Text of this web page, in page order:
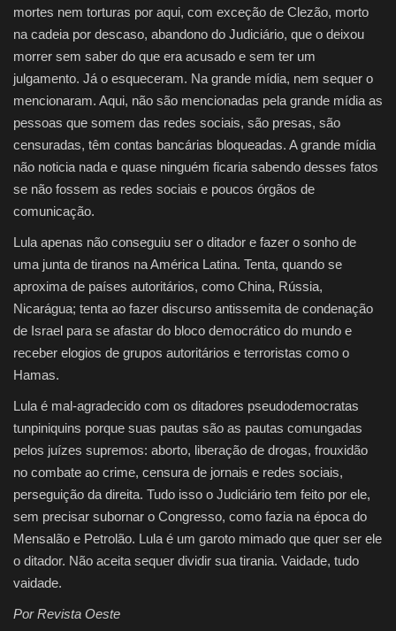
mortes nem torturas por aqui, com exceção de Clezão, morto
na cadeia por descaso, abandono do Judiciário, que o deixou
morrer sem saber do que era acusado e sem ter um
julgamento. Já o esqueceram. Na grande mídia, nem sequer o
mencionaram. Aqui, não são mencionadas pela grande mídia as
pessoas que somem das redes sociais, são presas, são
censuradas, têm contas bancárias bloqueadas. A grande mídia
não noticia nada e quase ninguém ficaria sabendo desses fatos
se não fossem as redes sociais e poucos órgãos de
comunicação.
Lula apenas não conseguiu ser o ditador e fazer o sonho de
uma junta de tiranos na América Latina. Tenta, quando se
aproxima de países autoritários, como China, Rússia,
Nicarágua; tenta ao fazer discurso antissemita de condenação
de Israel para se afastar do bloco democrático do mundo e
receber elogios de grupos autoritários e terroristas como o
Hamas.
Lula é mal-agradecido com os ditadores pseudodemocratas
tunpiniquins porque suas pautas são as pautas comungadas
pelos juízes supremos: aborto, liberação de drogas, frouxidão
no combate ao crime, censura de jornais e redes sociais,
perseguição da direita. Tudo isso o Judiciário tem feito por ele,
sem precisar subornar o Congresso, como fazia na época do
Mensalão e Petrolão. Lula é um garoto mimado que quer ser ele
o ditador. Não aceita sequer dividir sua tirania. Vaidade, tudo
vaidade.
Por Revista Oeste